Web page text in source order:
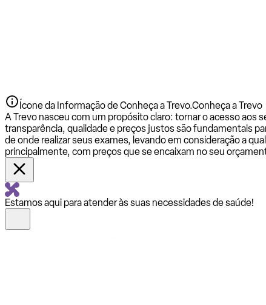
Ícone da Informação de Conheça a Trevo.Conheça a Trevo
A Trevo nasceu com um propósito claro: tornar o acesso aos
transparência, qualidade e preços justos são fundamentais
de onde realizar seus exames, levando em consideração a
principalmente, com preços que se encaixam no seu
Estamos aqui para atender às suas necessidades de saúde!